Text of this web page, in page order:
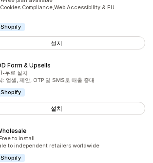
Cookies Compliance,Web Accessibility & EU
설치
Form & Upsells
•무료 설치
: 업셀, 제안, OTP 및 SMS로 매출 증대
설치
Free to install
to independent retailers worldwide